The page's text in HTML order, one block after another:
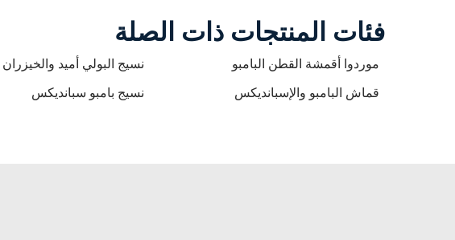
فئات المنتجات ذات الصلة
موردوا أقمشة القطن البامبو نسيج البولي أميد والخيزران
قماش البامبو والإسبانديكس
نسيج بامبو سبانديكس